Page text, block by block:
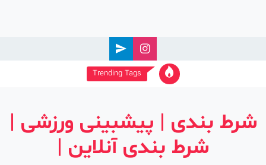
Trending Tags
شرط بندی | پیشبینی ورزشی |
شرط بندی آنلاین |